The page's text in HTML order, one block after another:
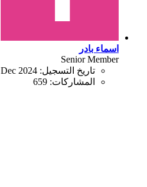
اسماء بادر
Senior Member
تاريخ التسجيل: Dec 2024
المشاركات: 659